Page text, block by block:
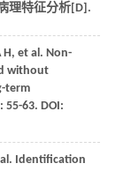
理特征分析[D].
H, et al. Non-
without
term
: 55-63. DOI:
Identification